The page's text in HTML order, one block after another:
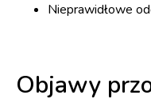
Nieprawidłowe
Objawy